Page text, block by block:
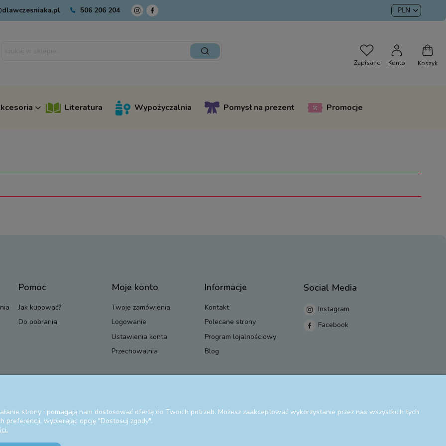
506 206 204
Literatura Wypożyczalnia Pomysł na prezent Promocje
Pomoc
Jak kupować?
Do pobrania
Moje konto
Twoje zamówienia
Logowanie
Ustawienia konta
Przechowalnia
Informacje
Kontakt
Polecane strony
Program lojalnościowy
Blog
Social Media
Instagram
Facebook
strony i pomagają nam dostosować ofertę do Twoich potrzeb. Możesz zaakceptować wykorzystanie przez nas wszystkich tych
wybierając opcję "Dostosuj zgody".